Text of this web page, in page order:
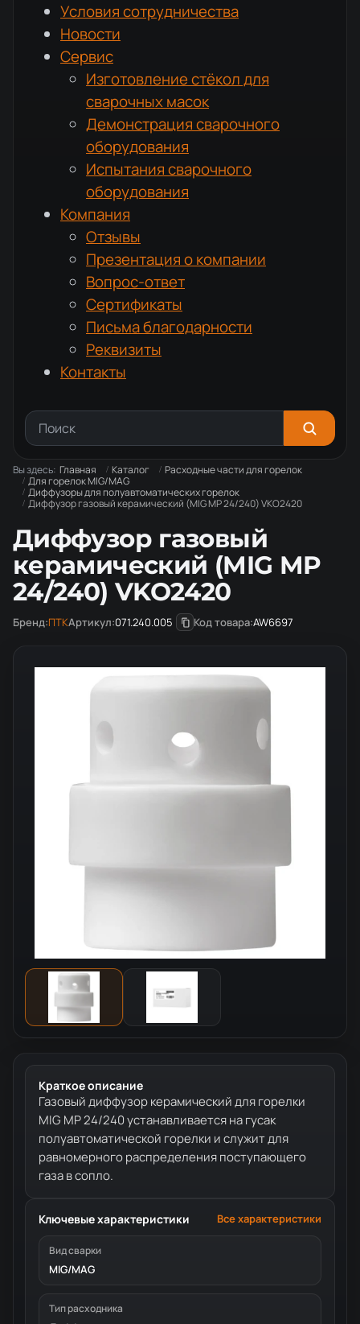
Условия сотрудничества
Новости
Сервис
Изготовление стёкол для
сварочных масок
Демонстрация сварочного
оборудования
Испытания сварочного
оборудования
Компания
Отзывы
Презентация о компании
Вопрос-ответ
Сертификаты
Письма благодарности
Реквизиты
Контакты
Вы здесь: Главная Каталог
Расходные части для горелок
Для горелок MIG/MAG
Диффузоры для полуавтоматических горелок
Диффузор газовый керамический (MIG MP 24/240) VKO2420
Диффузор газовый
керамический (MIG MP
24/240) VKO2420
Бренд:ПТКАртикул:071.240.005 Код товара:AW6697
Краткое описание
Газовый диффузор керамический для горелки
MIG MP 24/240 устанавливается на гусак
полуавтоматической горелки и служит для
равномерного распределения поступающего
газа в сопло.
Ключевые характеристики Все характеристики
Вид сварки
MIG/MAG
Тип расходника